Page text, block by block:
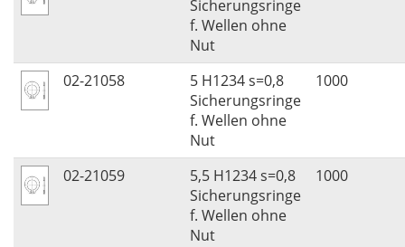
Sicherungsringe
f. Wellen ohne
Nut
02-21058
5 H1234 s=0,8
Sicherungsringe
f. Wellen ohne
Nut
1000
02-21059
5,5 H1234 s=0,8
Sicherungsringe
f. Wellen ohne
Nut
1000